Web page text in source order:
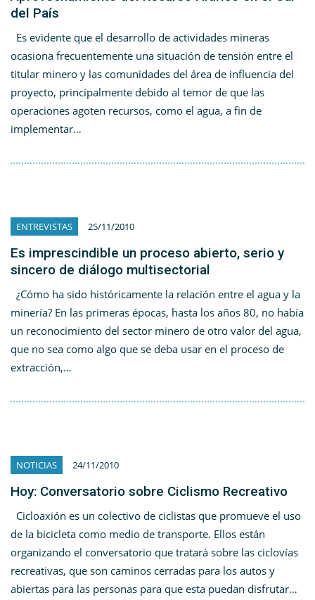
del País
Es evidente que el desarrollo de actividades mineras
ocasiona frecuentemente una situación de tensión entre el
titular minero y las comunidades del área de influencia del
proyecto, principalmente debido al temor de que las
operaciones agoten recursos, como el agua, a fin de
implementar…
ENTREVISTAS 25/11/2010
Es imprescindible un proceso abierto, serio y
sincero de diálogo multisectorial
¿Cómo ha sido históricamente la relación entre el agua y la
minería? En las primeras épocas, hasta los años 80, no había
un reconocimiento del sector minero de otro valor del agua,
que no sea como algo que se deba usar en el proceso de
extracción,…
NOTICIAS 24/11/2010
Hoy: Conversatorio sobre Ciclismo Recreativo
Cicloaxión es un colectivo de ciclistas que promueve el uso
de la bicicleta como medio de transporte. Ellos están
organizando el conversatorio que tratará sobre las ciclovías
recreativas, que son caminos cerradas para los autos y
abiertas para las personas para que esta puedan disfrutar…